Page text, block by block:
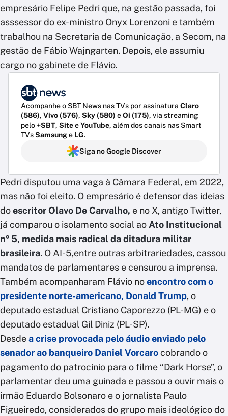
empresário Felipe Pedri que, na gestão passada, foi
asssessor do ex-ministro Onyx Lorenzoni e também
trabalhou na Secretaria de Comunicação, a Secom, na
gestão de Fábio Wajngarten. Depois, ele assumiu
cargo no gabinete de Flávio.
Acompanhe o SBT News nas TVs por assinatura Claro
(586), Vivo (576), Sky (580) eOi (175), via streaming
pelo+SBT, SiteeYouTube, além dos canais nas Smart
TVsSamsunge LG.
Siga no Google Discover
Pedri disputou uma vaga à Câmara Federal, em 2022,
mas não foi eleito. O empresário é defensor das ideias
doescritor Olavo De Carvalho, e no X, antigo Twitter,
já comparou o isolamento social ao Ato Institucional
nº 5, medida mais radical da ditadura militar
brasileira. O AI-5,entre outras arbitrariedades, cassou
mandatos de parlamentares e censurou a imprensa.
Também acompanharam Flávio noencontro com o
presidente norte-americano, Donald Trump, o
deputado estadual Cristiano Caporezzo (PL-MG) e o
deputado estadual Gil Diniz (PL-SP).
Desdea crise provocada pelo áudio enviado pelo
senador ao banqueiro Daniel Vorcarocobrando o
pagamento do patrocínio para o filme “Dark Horse”, o
parlamentar deu uma guinada e passou a ouvir mais o
irmão Eduardo Bolsonaro e o jornalista Paulo
Figueiredo, considerados do grupo mais ideológico do